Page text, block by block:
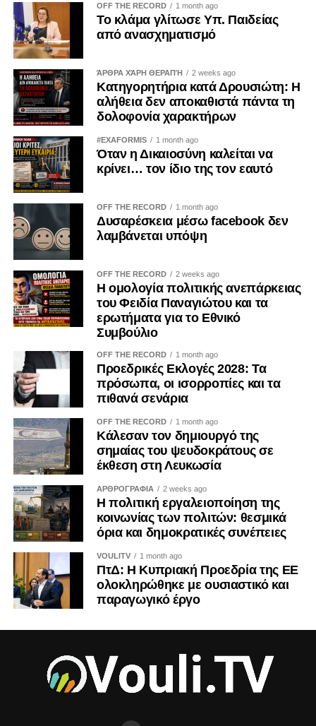
OFF THE RECORD 1 month ago
Το κλάμα γλίτωσε Υπ. Παιδείας
από ανασχηματισμό
ΆΡΘΡΑ ΧΆΡΗ ΘΕΡΑΠΉ 2 weeks ago
Κατηγορητήρια κατά Δρουσιώτη: Η
αλήθεια δεν αποκαθιστά πάντα τη
δολοφονία χαρακτήρων
#EXAFORMIS 1 month ago
Όταν η Δικαιοσύνη καλείται να
κρίνει… τον ίδιο της τον εαυτό
OFF THE RECORD 1 month ago
Δυσαρέσκεια μέσω facebook δεν
λαμβάνεται υπόψη
OFF THE RECORD 2 weeks ago
Η ομολογία πολιτικής ανεπάρκειας
του Φειδία Παναγιώτου και τα
ερωτήματα για το Εθνικό
Συμβούλιο
OFF THE RECORD 1 month ago
Προεδρικές Εκλογές 2028: Τα
πρόσωπα, οι ισορροπίες και τα
πιθανά σενάρια
OFF THE RECORD 1 month ago
Κάλεσαν τον δημιουργό της
σημαίας του ψευδοκράτους σε
έκθεση στη Λευκωσία
ΑΡΘΡΟΓΡΑΦΙΑ 2 weeks ago
Η πολιτική εργαλειοποίηση της
κοινωνίας των πολιτών: θεσμικά
όρια και δημοκρατικές συνέπειες
VOULITV 1 month ago
ΠτΔ: Η Κυπριακή Προεδρία της ΕΕ
ολοκληρώθηκε με ουσιαστικό και
παραγωγικό έργο